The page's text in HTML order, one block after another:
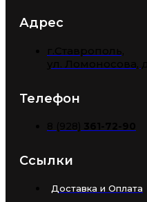
Адрес
Телефон
Ссылки
Доставка и Оплата